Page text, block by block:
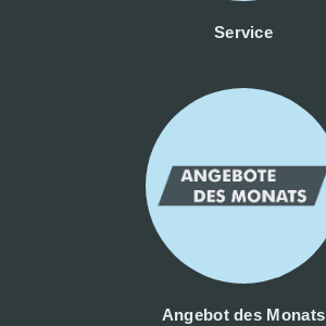
Service
Angebot des Monats